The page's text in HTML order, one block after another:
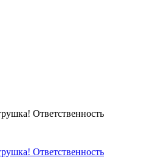
Ответственность
Ответственность